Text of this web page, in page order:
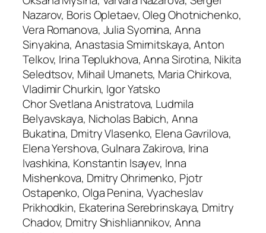
Nazarov, Boris Opletaev, Oleg Ohotnichenko,
Vera Romanova, Julia Syomina, Anna
Sinyakina, Anastasia Smirnitskaya, Anton
Telkov, Irina Teplukhova, Anna Sirotina, Nikita
Seledtsov, Mihail Umanets, Maria Chirkova,
Vladimir Churkin, Igor Yatsko
Chor Svetlana Anistratova, Ludmila
Belyavskaya, Nicholas Babich, Anna
Bukatina, Dmitry Vlasenko, Elena Gavrilova,
Elena Yershova, Gulnara Zakirova, Irina
Ivashkina, Konstantin Isayev, Inna
Mishenkova, Dmitry Ohrimenko, Pjotr
Ostapenko, Olga Penina, Vyacheslav
Prikhodkin, Ekaterina Serebrinskaya, Dmitry
Chadov, Dmitry Shishliannikov, Anna